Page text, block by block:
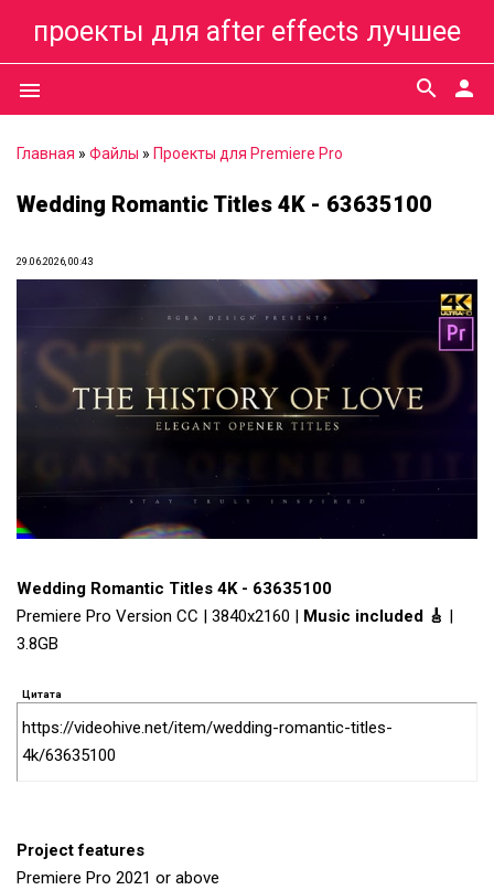
проекты для after effects лучшее
menu person
search
Главная » Файлы » Проекты для Premiere Pro
Wedding Romantic Titles 4K - 63635100
29.06.2026, 00:43
Wedding Romantic Titles 4K - 63635100
Premiere Pro Version CC | 3840x2160 | Music included 🎸 |
3.8GB
Цитата
https://videohive.net/item/wedding-romantic-titles-
4k/63635100
Project features
Premiere Pro 2021 or above